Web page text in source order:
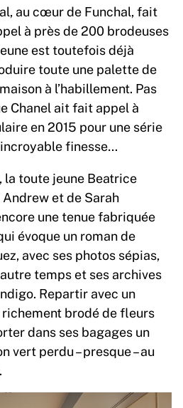
au cœur de Funchal, fait
à près de 200 brodeuses
est toutefois déjà
toute une palette de
à l’habillement. Pas
Chanel ait fait appel à
en 2015 pour une série
finesse…
la toute jeune Beatrice
et de Sarah
une tenue fabriquée
évoque un roman de
avec ses photos sépias,
temps et ses archives
Repartir avec un
brodé de fleurs
dans ses bagages un
vert perdu – presque – au